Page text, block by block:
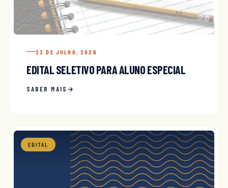
23 DE JULHO, 2026
EDITAL SELETIVO PARA ALUNO ESPECIAL
SABER MAIS
EDITAL